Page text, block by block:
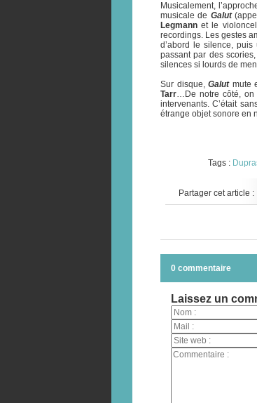
Musicalement,
musicale de Galut
Legmann et le
recordings. Les gestes
d’abord le silence,
passant par des
silences si lourds de
Sur disque,Galutmute
Tarr…De notre côté, on
intervenants. C’était
étrange objet sonore en
Tags :
Partager cet article :
0 commentaire
Laissez un